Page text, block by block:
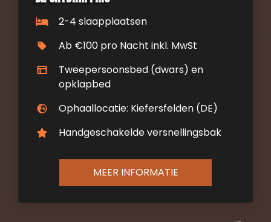
2-4 slaapplaatsen
Ab €100 pro Nacht inkl. MwSt
Tweepersoonsbed (dwars) en
opklapbed
Ophaallocatie: Kiefersfelden (DE)
Handgeschakelde versnellingsbak
MEER INFORMATIE